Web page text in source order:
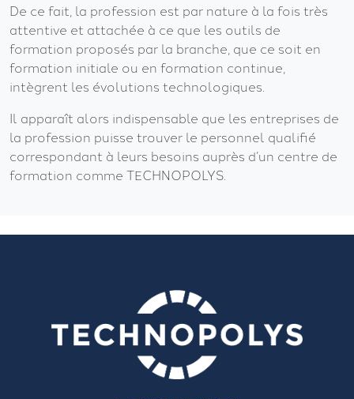
De ce fait, la profession est par nature à la fois très
attentive et attachée à ce que les outils de
formation proposés par la branche, que ce soit en
formation initiale ou en formation continue,
intègrent les évolutions technologiques.
Il apparaît alors indispensable que les entreprises de
la profession puisse trouver le personnel qualifié
correspondant à leurs besoins auprès d’un centre de
formation comme TECHNOPOLYS.